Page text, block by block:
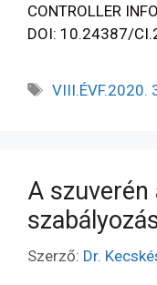
CONTROLLER
DOI: 10.24387/
VIII.ÉVF.2020.
A
Szerző: Dr.